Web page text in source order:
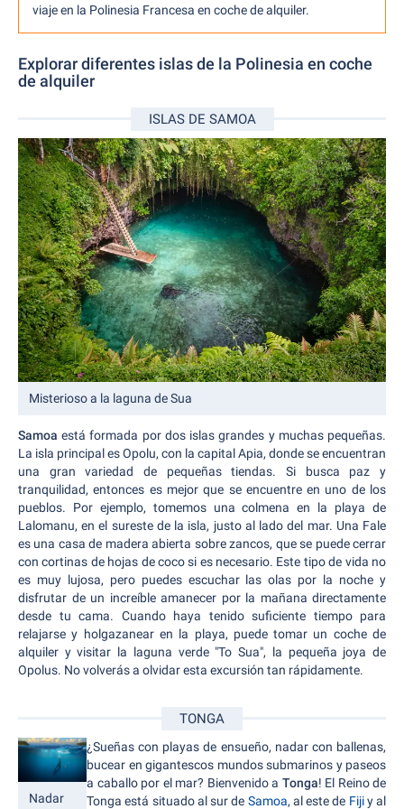
viaje en la Polinesia Francesa en coche de alquiler.
Explorar diferentes islas de la Polinesia en coche
de alquiler
ISLAS DE SAMOA
Misterioso a la laguna de Sua
Samoa está formada por dos islas grandes y muchas pequeñas.
La isla principal es Opolu, con la capital Apia, donde se encuentran
una gran variedad de pequeñas tiendas. Si busca paz y
tranquilidad, entonces es mejor que se encuentre en uno de los
pueblos. Por ejemplo, tomemos una colmena en la playa de
Lalomanu, en el sureste de la isla, justo al lado del mar. Una Fale
es una casa de madera abierta sobre zancos, que se puede cerrar
con cortinas de hojas de coco si es necesario. Este tipo de vida no
es muy lujosa, pero puedes escuchar las olas por la noche y
disfrutar de un increíble amanecer por la mañana directamente
desde tu cama. Cuando haya tenido suficiente tiempo para
relajarse y holgazanear en la playa, puede tomar un coche de
alquiler y visitar la laguna verde "To Sua", la pequeña joya de
Opolus. No volverás a olvidar esta excursión tan rápidamente.
TONGA
Nadar
¿Sueñas con playas de ensueño, nadar con ballenas,
bucear en gigantescos mundos submarinos y paseos
a caballo por el mar? Bienvenido a Tonga! El Reino de
Tonga está situado al sur de Samoa, al este de Fijiy al